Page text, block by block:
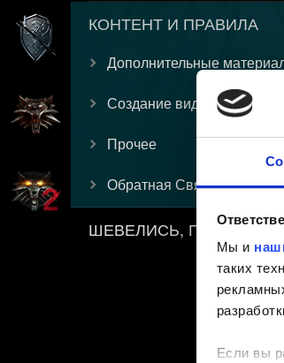
Мы и
таких
Если вы
КОНТЕНТ И ПРАВИЛА
Дополнительные
Создание видео-контента
Прочее
Обратная Связь
ШЕВЕЛИСЬ, ПЛОТВА